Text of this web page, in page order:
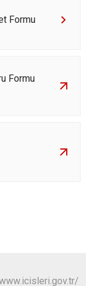
Formu
Formu